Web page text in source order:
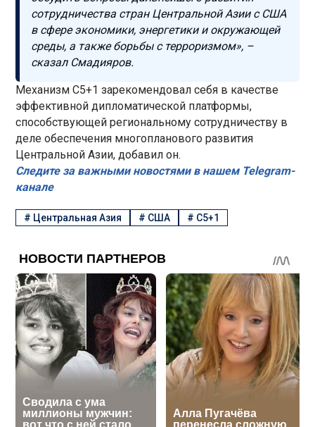
сотрудничества стран Центральной Азии с США
в сфере экономики, энергетики и окружающей
среды, а также борьбы с терроризмом», –
сказал Смадияров.
Механизм С5+1 зарекомендовал себя в качестве
эффективной дипломатической платформы,
способствующей региональному сотрудничеству в
деле обеспечения многопланового развития
Центральной Азии, добавил он.
Следите за важными новостями в нашем Telegram-
канале
# Центральная Азия # США # С5+1